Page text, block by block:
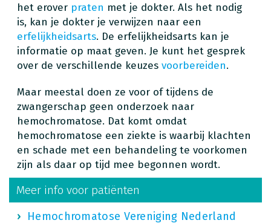
het erover praten met je dokter. Als het nodig
is, kan je dokter je verwijzen naar een
erfelijkheidsarts. De erfelijkheidsarts kan je
informatie op maat geven. Je kunt het gesprek
over de verschillende keuzes voorbereiden.
Maar meestal doen ze voor of tijdens de
zwangerschap geen onderzoek naar
hemochromatose. Dat komt omdat
hemochromatose een ziekte is waarbij klachten
en schade met een behandeling te voorkomen
zijn als daar op tijd mee begonnen wordt.
Meer info voor patiënten
Hemochromatose Vereniging Nederland